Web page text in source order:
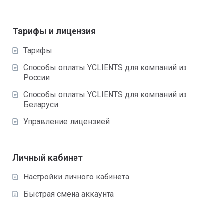
Тарифы и лицензия
Тарифы
Способы оплаты YCLIENTS для компаний из
России
Способы оплаты YCLIENTS для компаний из
Беларуси
Управление лицензией
Личный кабинет
Настройки личного кабинета
Быстрая смена аккаунта